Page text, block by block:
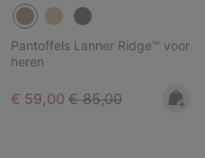
Pantoffels Lanner Ridge™ voor
heren
Sale price:
€ 59,00 Regular price:
€ 85,00